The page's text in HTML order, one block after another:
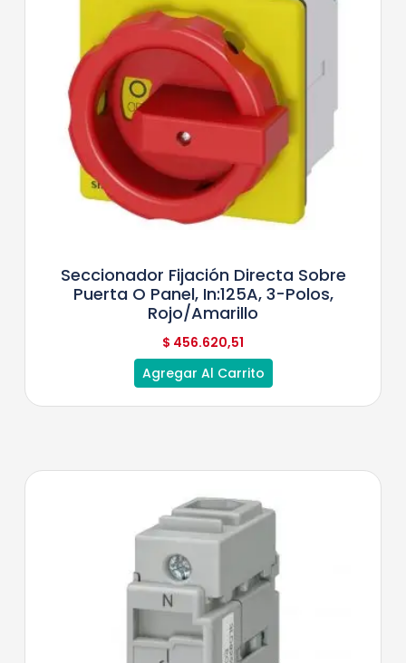
Seccionador Fijación Directa Sobre
Puerta O Panel, In:125A, 3-Polos,
Rojo/Amarillo
$ 456.620,51
Agregar Al Carrito